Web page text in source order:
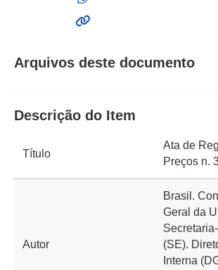
Arquivos deste documento
Descrição do Item
Título
Ata de
Preços n.
Autor
Brasil.
Geral da
(SE).
Interna